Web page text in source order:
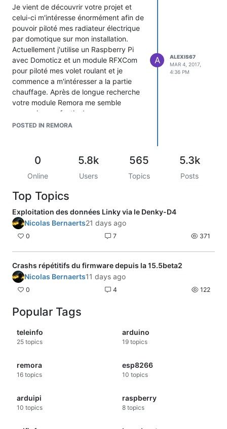
Je vient de découvrir votre projet et
celui-ci m'intéresse énormément afin de
pouvoir piloté mes radiateur électrique
par domotique sur mon installation.
Actuellement j'utilise un Raspberry Pi
avec Domoticz et un module RFXCom
pour piloté mes volet roulant et je
commence a m'intéresser a la partie
chauffage. Après de longue recherche
votre module Remora me semble
convenir a perfection!
Donc je voudrais savoir ou me procuré
Merci d'avance
POSTED IN REMORA
A
ALEXIS67
MAR 4, 2017,
4:36 PM
0
Online
5.8k
Users
565
Topics
5.3k
Posts
Top Topics
Exploitation des données Linky via le Denky-D4
Nicolas Bernaerts21 days ago
0 7 371
Crashs répétitifs du firmware depuis la 15.5beta2
Nicolas Bernaerts11 days ago
0 4 122
Popular Tags
teleinfo
25 topics
arduino
19 topics
remora
16 topics
esp8266
10 topics
arduipi
10 topics
raspberry
8 topics